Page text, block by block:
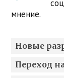
мнение.
Новые
Переход